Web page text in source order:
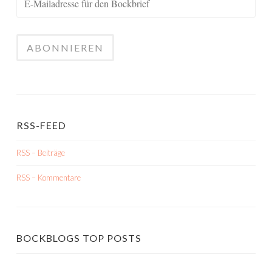
RSS-FEED
RSS – Beiträge
RSS – Kommentare
BOCKBLOGS TOP POSTS